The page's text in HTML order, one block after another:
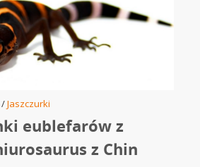
/Jaszczurki
eublefarów z
z Chin